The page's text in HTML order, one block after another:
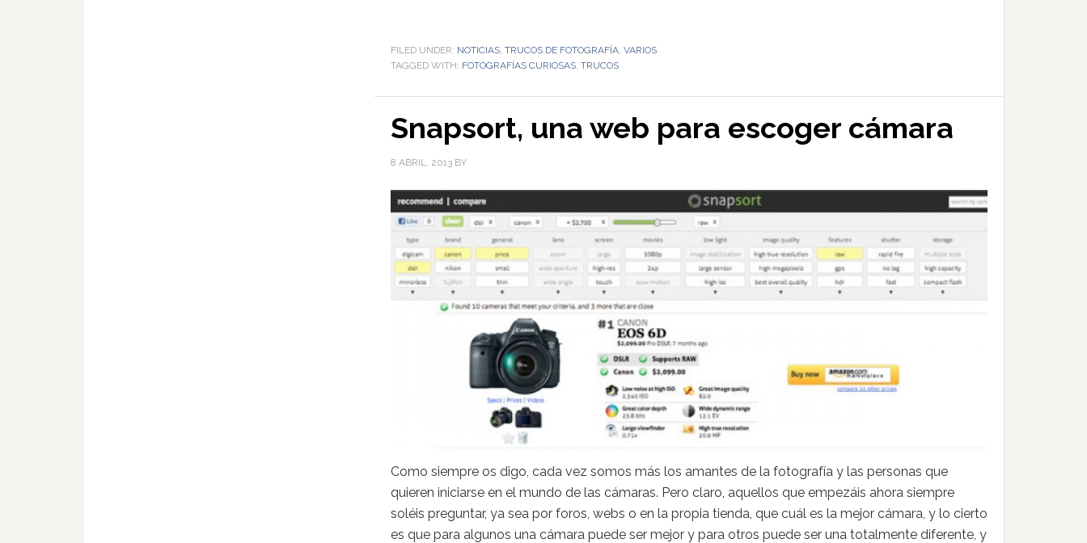
FILED UNDER: NOTICIAS, TRUCOS DE FOTOGRAFÍA, VARIOS
TAGGED WITH: FOTOGRAFÍAS CURIOSAS, TRUCOS
Snapsort, una web para escoger cámara
8 ABRIL, 2013 BY
Como siempre os digo, cada vez somos más los amantes de la fotografía y las personas que
quieren iniciarse en el mundo de las cámaras. Pero claro, aquellos que empezáis ahora siempre
soléis preguntar, ya sea por foros, webs o en la propia tienda, que cuál es la mejor cámara, y lo cierto
es que para algunos una cámara puede ser mejor y para otros puede ser una totalmente diferente, y